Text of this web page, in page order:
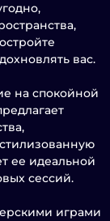
вас.
на спокойной
ее идеальной
сессий.
играми